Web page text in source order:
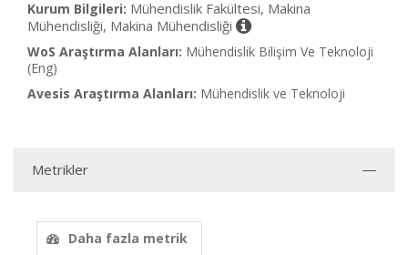
Kurum Bilgileri: Mühendislik Fakültesi, Makina
Mühendisliği, Makina Mühendisliği
WoS Araştırma Alanları: Mühendislik Bilişim Ve Teknoloji
(Eng)
Avesis Araştırma Alanları: Mühendislik ve Teknoloji
Metrikler
Daha fazla metrik